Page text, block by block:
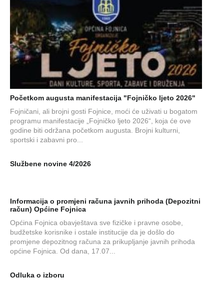
Početkom augusta manifestacija "Fojničko ljeto 2026"
Fojničani, ali brojni gosti Fojnice, moći će uživati u bogatom
programu manifestacije „Fojničko ljeto 2026“, koja će ove
godine biti održana početkom augusta. Brojni kulturni,
sportski i zabavni pro...
Službene novine 4/2026
Informacija o promjeni računa javnih prihoda (Depozitni
račun) Općine Fojnica
Općina Fojnica obavještava sve fizičke i pravne osobe,
budžetske korisnike i ostale institucije da je došlo do
promjene depozitnog računa za prikupljanje javnih prihoda
općine Fojnica. Od dana, 17.07...
Odluka o izboru